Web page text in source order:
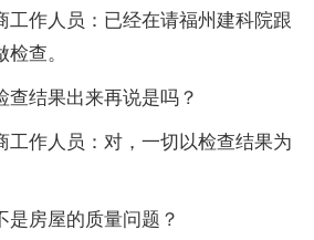
工作人员：已经在请福州建科院跟
查。
查结果出来再说是吗？
工作人员：对，一切以检查结果为
是房屋的质量问题？